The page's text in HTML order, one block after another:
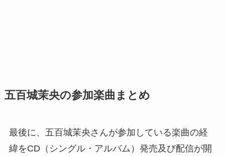
五百城茉央の参加楽曲まとめ
最後に、五百城茉央さんが参加している楽曲の経
緯をCD（シングル・アルバム）発売及び配信が開